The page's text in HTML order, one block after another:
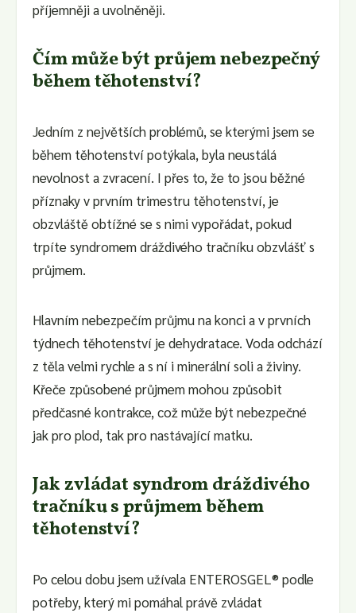
příjemněji a uvolněněji.
Čím může být průjem nebezpečný
během těhotenství?
Jedním z největších problémů, se kterými jsem se
během těhotenství potýkala, byla neustálá
nevolnost a zvracení. I přes to, že to jsou běžné
příznaky v prvním trimestru těhotenství, je
obzvláště obtížné se s nimi vypořádat, pokud
trpíte syndromem dráždivého tračníku obzvlášť s
průjmem.
Hlavním nebezpečím průjmu na konci a v prvních
týdnech těhotenství je dehydratace. Voda odchází
z těla velmi rychle a s ní i minerální soli a živiny.
Křeče způsobené průjmem mohou způsobit
předčasné kontrakce, což může být nebezpečné
jak pro plod, tak pro nastávající matku.
Jak zvládat syndrom dráždivého
tračníku s průjmem během
těhotenství?
Po celou dobu jsem užívala ENTEROSGEL® podle
potřeby, který mi pomáhal právě zvládat